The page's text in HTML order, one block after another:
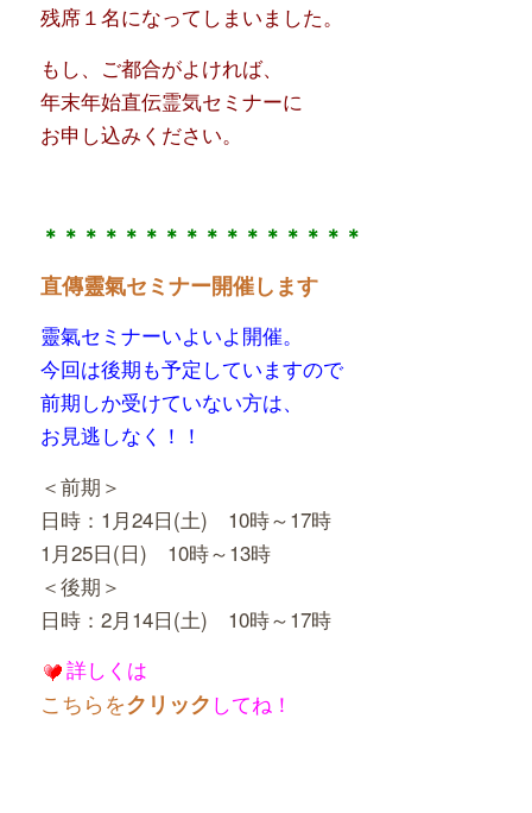
残席１名になってしまいました。
もし、ご都合がよければ、
年末年始直伝霊気セミナーに
お申し込みください。
＊＊＊＊＊＊＊＊＊＊＊＊＊＊＊＊
直傳靈氣セミナー開催します
靈氣セミナーいよいよ開催。
今回は後期も予定していますので
前期しか受けていない方は、
お見逃しなく！！
＜前期＞
日時：1月24日(土) 10時～17時
1月25日(日) 10時～13時
＜後期＞
日時：2月14日(土) 10時～17時
詳しくは
こちらをクリック してね！